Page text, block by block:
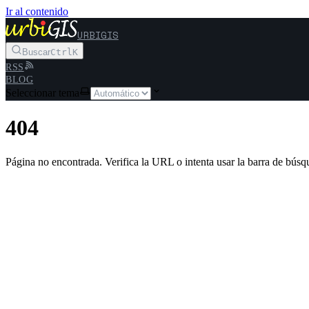
Ir al contenido
URBIGIS
BuscarCtrlK
RSS
BLOG
Seleccionar tema
404
Página no encontrada. Verifica la URL o intenta usar la barra de